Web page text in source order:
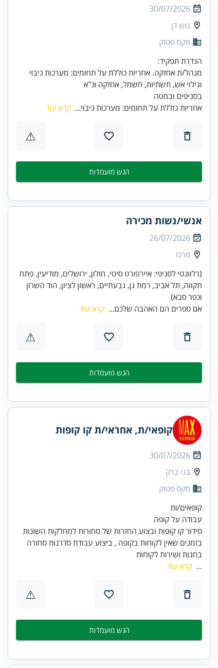
30/07/2026
גוש דן
מקס סטוק
מנהל/ת אחזקה. אחריות כוללת על תחומים: מערכות כיבוי
בסניפים ובמטה
אחריות כוללת על תחומים: מערכות כיבוי... קרא עוד
⚠
הגש מועמדות
אנשי/נשות מכירה
26/07/2026
מרכז
(רלוונטי לסניפי: איירפורט סיטי, חולון, ירושלים, מודיעין, פתח
תקווה, תל אביב, רמת גן, גבעתיים, ראשון לציון, הוד השרון
וכפר סבא)
אם ספרים הם האהבה שלכם... קרא עוד
⚠
הגש מועמדות
קופאי/ת, אחראי/ת קו קופות
30/07/2026
בני ברק
מקס סטוק
בזמנים שאין לקוחות בקופה , ביצוע עבודת סדרנות סחורה
בחנות ושירות לקוחות
... קרא עוד
⚠
הגש מועמדות